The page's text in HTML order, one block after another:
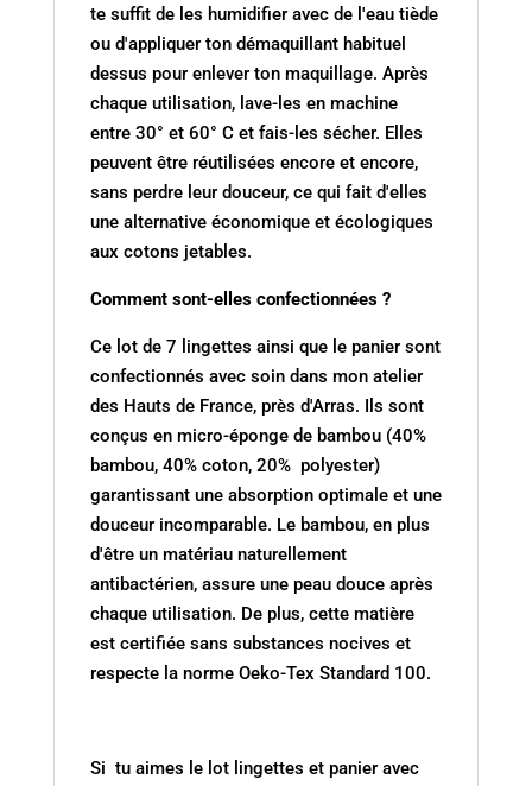
te suffit de les humidifier avec de l'eau tiède
ou d'appliquer ton démaquillant habituel
dessus pour enlever ton maquillage. Après
chaque utilisation, lave-les en machine
entre 30° et 60° C et fais-les sécher. Elles
peuvent être réutilisées encore et encore,
sans perdre leur douceur, ce qui fait d'elles
une alternative économique et écologiques
aux cotons jetables.
Comment sont-elles confectionnées ?
Ce lot de 7 lingettes ainsi que le panier sont
confectionnés avec soin dans mon atelier
des Hauts de France, près d'Arras. Ils sont
conçus en micro-éponge de bambou (40%
bambou, 40% coton, 20% polyester)
garantissant une absorption optimale et une
douceur incomparable. Le bambou, en plus
d'être un matériau naturellement
antibactérien, assure une peau douce après
chaque utilisation. De plus, cette matière
est certifiée sans substances nocives et
respecte la norme Oeko-Tex Standard 100.
Si tu aimes le lot lingettes et panier avec